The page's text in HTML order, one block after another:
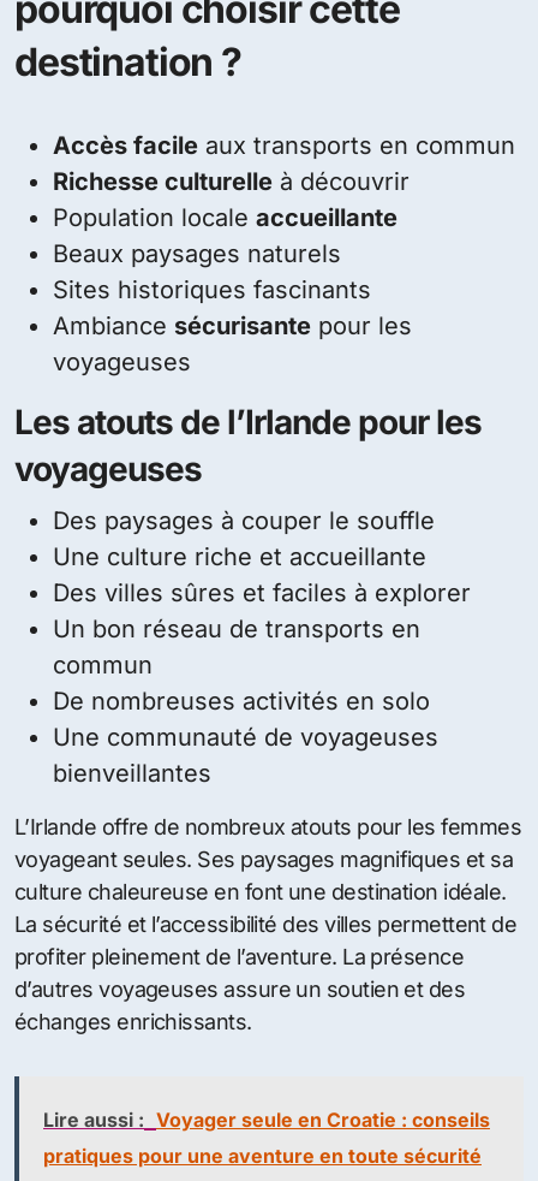
pourquoi choisir cette
destination ?
Accès facile aux transports en commun
Richesse culturelle à découvrir
Population locale accueillante
Beaux paysages naturels
Sites historiques fascinants
Ambiance sécurisante pour les
voyageuses
Les atouts de l’Irlande pour les
voyageuses
Des paysages à couper le souffle
Une culture riche et accueillante
Des villes sûres et faciles à explorer
Un bon réseau de transports en
commun
De nombreuses activités en solo
Une communauté de voyageuses
bienveillantes
L’Irlande offre de nombreux atouts pour les femmes
voyageant seules. Ses paysages magnifiques et sa
culture chaleureuse en font une destination idéale.
La sécurité et l’accessibilité des villes permettent de
profiter pleinement de l’aventure. La présence
d’autres voyageuses assure un soutien et des
échanges enrichissants.
Lire aussi : Voyager seule en Croatie : conseils
pratiques pour une aventure en toute sécurité